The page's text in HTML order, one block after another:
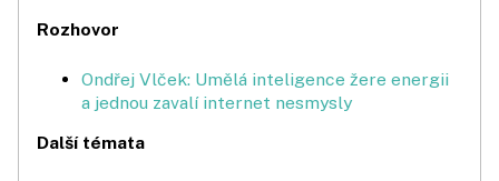
Rozhovor
Ondřej Vlček: Umělá inteligence žere energii
a jednou zavalí internet nesmysly
Další témata